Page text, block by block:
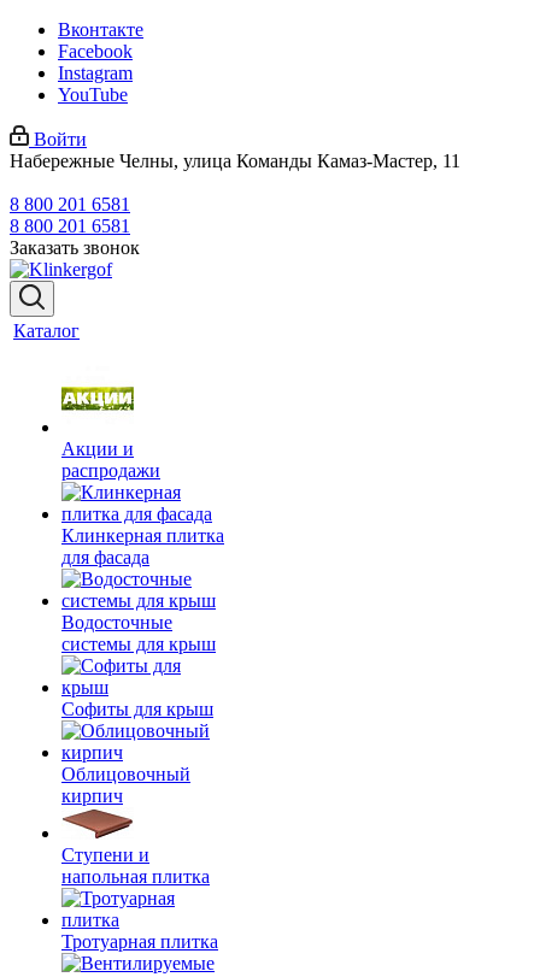
Вконтакте
Facebook
Instagram
YouTube
Войти
Набережные Челны, улица Команды Камаз-Мастер, 11
8 800 201 6581
8 800 201 6581
Заказать звонок
Каталог
Акции и
распродажи
Клинкерная плитка
для фасада
Водосточные
системы для крыш
Софиты для крыш
Облицовочный
кирпич
Ступени и
напольная плитка
Тротуарная плитка